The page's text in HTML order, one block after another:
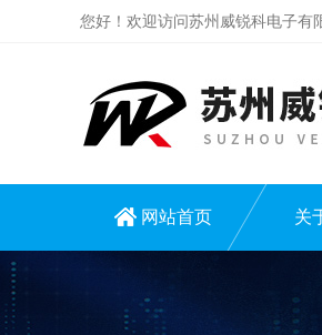
您好！欢迎访问苏州威锐科电子有
网站首页 关